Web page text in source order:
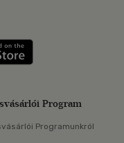
Szerezd meg: Google
Program
Programunkról